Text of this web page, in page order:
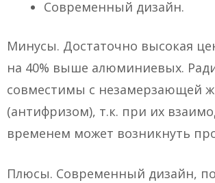
Современный дизайн.
Минусы. Достаточно высокая
на 40% выше алюминиевых.
совместимы с незамерзающей
(антифризом), т.к. при их
временем может возникнуть
Плюсы. Современный дизайн,